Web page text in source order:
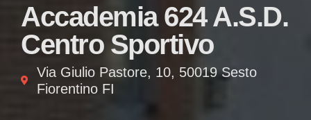
Accademia 624 A.S.D.
Centro Sportivo
Via Giulio Pastore, 10, 50019 Sesto
Fiorentino FI